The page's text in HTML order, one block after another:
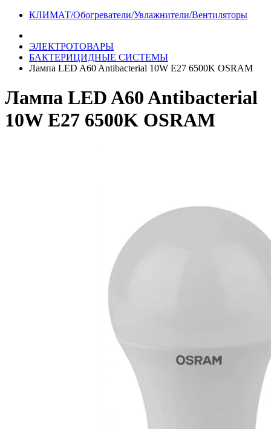
КЛИМАТ/Обогреватели/Увлажнители/Вентиляторы
ЭЛЕКТРОТОВАРЫ
БАКТЕРИЦИДНЫЕ СИСТЕМЫ
Лампа LED A60 Antibacterial 10W E27 6500K OSRAM
Лампа LED A60 Antibacterial
10W E27 6500K OSRAM